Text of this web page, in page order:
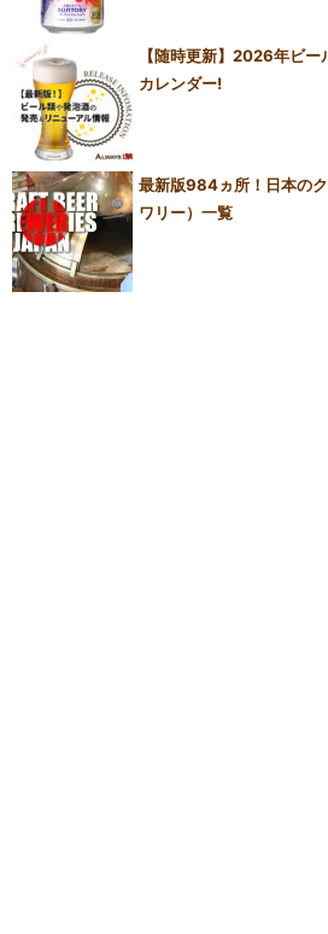
【随時更新】2026年ビ
カレンダー!
最新版984ヵ所！日本の
ワリー）一覧